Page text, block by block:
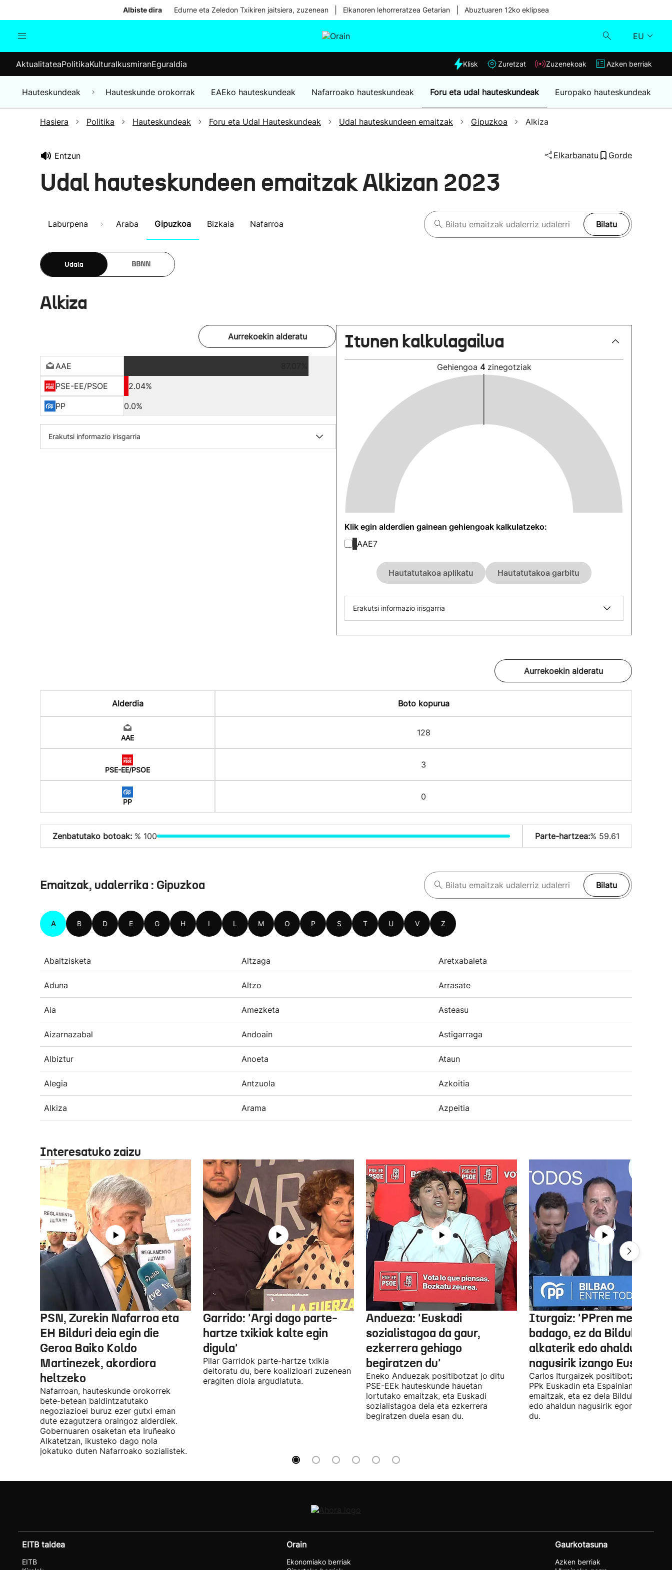
Albiste dira Edurne eta Zeledon Txikiren jaitsiera, zuzenean Elkanoren lehorreratzea Getarian Abuztuaren 12ko eklipsea
EU
Munduko albisteak
Hauteskundeak
Eguraldia
Klisk
Zuzenekoak
Azken berriak
AktualitateaPolitikaKulturaIkusmiranEguraldia Klisk Zuretzat Zuzenekoak Azken berriak
Hauteskundeak Hauteskunde orokorrak EAEko hauteskundeak Nafarroako hauteskundeak Foru eta udal hauteskundeak Europako hauteskundeak
Hasiera Politika Hauteskundeak Foru eta Udal Hauteskundeak Udal hauteskundeen emaitzak Gipuzkoa Alkiza
Entzun Elkarbanatu Gorde
Udal hauteskundeen emaitzak Alkizan 2023
Laburpena Araba Gipuzkoa Bizkaia Nafarroa Bilatu
Udala BBNN
Alkiza
Aurrekoekin alderatu
AAE
PSE-EE/PSOE
2.04%
PP
0.0%
Erakutsi informazio irisgarria
Itunen kalkulagailua
Gehiengoa 4 zinegotziak
Klik egin alderdien gainean gehiengoak kalkulatzeko:
AAE7
Hautatutakoa aplikatu Hautatutakoa garbitu
Erakutsi informazio irisgarria
Aurrekoekin alderatu
Alderdia Boto kopurua
AAE
128
PSE-EE/PSOE
3
PP
0
Zenbatutako botoak: % 100 Parte-hartzea:% 59.61
Emaitzak, udalerrika : Gipuzkoa Bilatu
A B D E G H I L M O P S T U V Z
Abaltzisketa Altzaga Aretxabaleta
Aduna Altzo Arrasate
Aia Amezketa Asteasu
Aizarnazabal Andoain Astigarraga
Albiztur Anoeta Ataun
Alegia Antzuola Azkoitia
Alkiza Arama Azpeitia
Interesatuko zaizu
PSN, Zurekin Nafarroa eta
EH Bilduri deia egin die
Geroa Baiko Koldo
Martinezek, akordiora
heltzeko
Nafarroan, hauteskunde orokorrek
bete-betean baldintzatutako
negoziazioei buruz ezer gutxi eman
dute ezagutzera oraingoz alderdiek.
Gobernuaren osaketan eta Iruñeako
Alkatetzan, ikusteko dago nola
jokatuko duten Nafarroako sozialistek.
Garrido: 'Argi dago parte-
hartze txikiak kalte egin
digula'
Pilar Garridok parte-hartze txikia
deitoratu du, bere koalizioari zuzenean
eragiten diola argudiatuta.
Andueza: 'Euskadi
sozialistagoa da gaur,
ezkerrera gehiago
begiratzen du'
Eneko Anduezak positibotzat jo ditu
PSE-EEk hauteskunde hauetan
lortutako emaitzak, eta Euskadi
sozialistagoa dela eta ezkerrera
begiratzen duela esan du.
Iturgaiz: 'PPren menpe
badago, ez da Bilduko
alkaterik edo ahaldun
nagusirik izango Euskadin'
Carlos Iturgaizek positibotzat jo ditu
PPk Euskadin eta Espainian lortutako
emaitzak, eta ez dela Bilduko
edo ahaldun nagusirik egongo
du.
EITB taldea
EITB
Orain
Ekonomiako berriak
Gaurkotasuna
Azken berriak